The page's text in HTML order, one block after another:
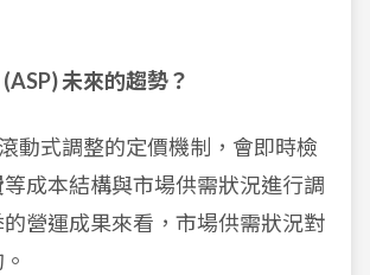
未來的趨勢？
動式調整的定價機制，會即時檢
等成本結構與市場供需狀況進行調
營運成果來看，市場供需狀況對